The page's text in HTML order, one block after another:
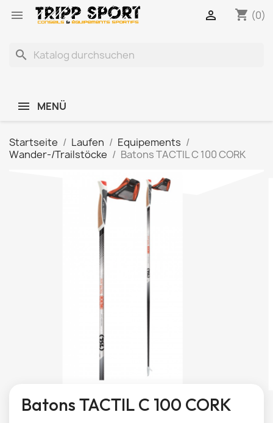
 shopping_cart (0)

search
MENÜ
Startseite Laufen
Equipements
Wander-/Trailstöcke
Batons TACTIL C 100 CORK
Batons TACTIL C 100 CORK